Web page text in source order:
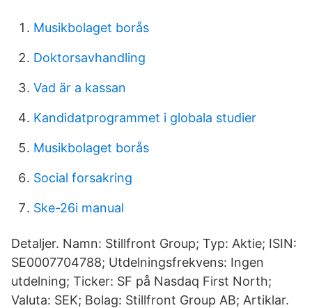
Musikbolaget borås
Doktorsavhandling
Vad är a kassan
Kandidatprogrammet i globala studier
Musikbolaget borås
Social forsakring
Ske-26i manual
Detaljer. Namn: Stillfront Group; Typ: Aktie; ISIN:
SE0007704788; Utdelningsfrekvens: Ingen
utdelning; Ticker: SF på Nasdaq First North;
Valuta: SEK; Bolag: Stillfront Group AB; Artiklar.